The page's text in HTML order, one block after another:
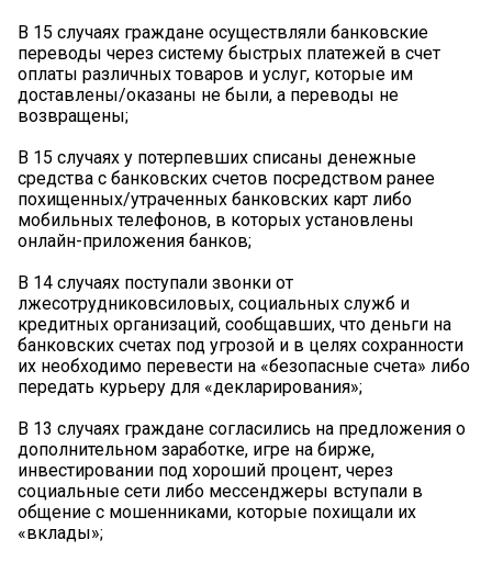
В 15 случаях граждане осуществляли банковские
переводы через систему быстрых платежей в счет
оплаты различных товаров и услуг, которые им
доставлены/оказаны не были, а переводы не
возвращены;
В 15 случаях у потерпевших списаны денежные
средства с банковских счетов посредством ранее
похищенных/утраченных банковских карт либо
мобильных телефонов, в которых установлены
онлайн-приложения банков;
В 14 случаях поступали звонки от
лжесотрудниковсиловых, социальных служб и
кредитных организаций, сообщавших, что деньги на
банковских счетах под угрозой и в целях сохранности
их необходимо перевести на «безопасные счета» либо
передать курьеру для «декларирования»;
В 13 случаях граждане согласились на предложения о
дополнительном заработке, игре на бирже,
инвестировании под хороший процент, через
социальные сети либо мессенджеры вступали в
общение с мошенниками, которые похищали их
«вклады»;